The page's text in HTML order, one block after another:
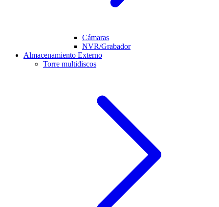
Cámaras
NVR/Grabador
Almacenamiento Externo
Torre multidiscos